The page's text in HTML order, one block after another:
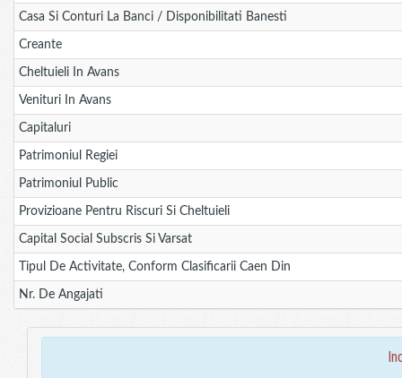
Casa Si Conturi La Banci / Disponibilitati Banesti
Creante
Cheltuieli In Avans
Venituri In Avans
Capitaluri
Patrimoniul Regiei
Patrimoniul Public
Provizioane Pentru Riscuri Si Cheltuieli
Capital Social Subscris Si Varsat
Tipul De Activitate, Conform Clasificarii Caen Din
Nr. De Angajati